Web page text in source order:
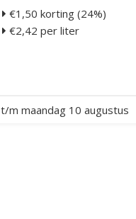
€1,50 korting (24%)
€2,42 per liter
t/m maandag 10 augustus